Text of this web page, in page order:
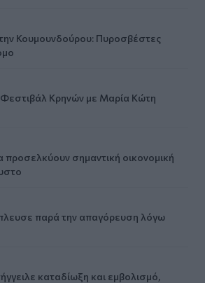
Κουμουνδούρου: Πυροσβέστες
Φεστιβάλ Κρηνών με Μαρία Κώτη
προσελκύουν σημαντική οικονομική
παρά την απαγόρευση λόγω
καταδίωξη και εμβολισμό,